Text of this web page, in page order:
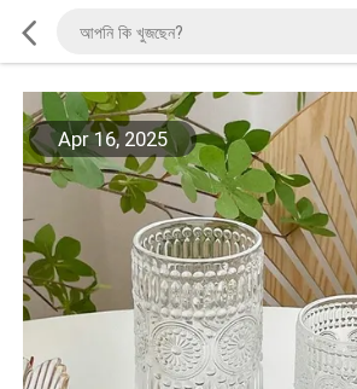
Apr 16, 2025